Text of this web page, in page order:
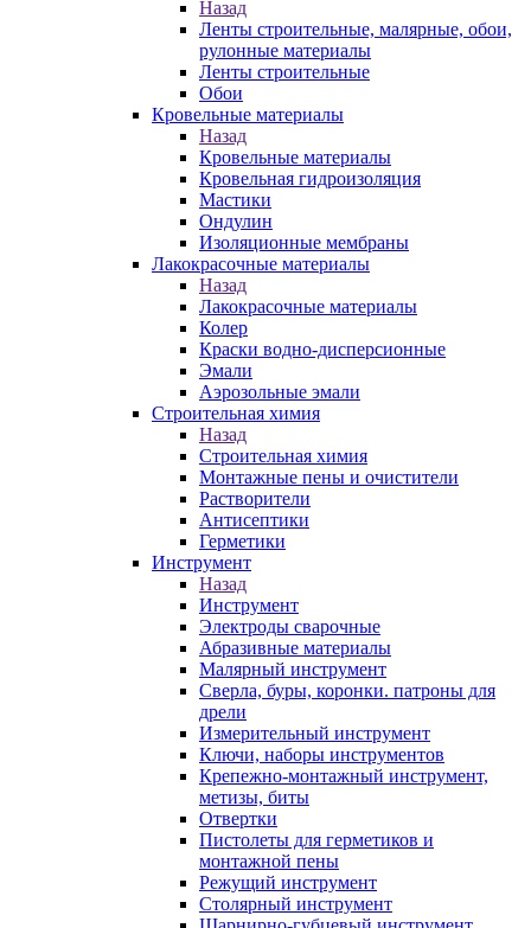
Назад
Ленты строительные, малярные, обои,
рулонные материалы
Ленты строительные
Обои
Кровельные материалы
Назад
Кровельные материалы
Кровельная гидроизоляция
Мастики
Ондулин
Изоляционные мембраны
Лакокрасочные материалы
Назад
Лакокрасочные материалы
Колер
Краски водно-дисперсионные
Эмали
Аэрозольные эмали
Строительная химия
Назад
Строительная химия
Монтажные пены и очистители
Растворители
Антисептики
Герметики
Инструмент
Назад
Инструмент
Электроды сварочные
Абразивные материалы
Малярный инструмент
Сверла, буры, коронки. патроны для
дрели
Измерительный инструмент
Ключи, наборы инструментов
Крепежно-монтажный инструмент,
метизы, биты
Отвертки
Пистолеты для герметиков и
монтажной пены
Режущий инструмент
Столярный инструмент